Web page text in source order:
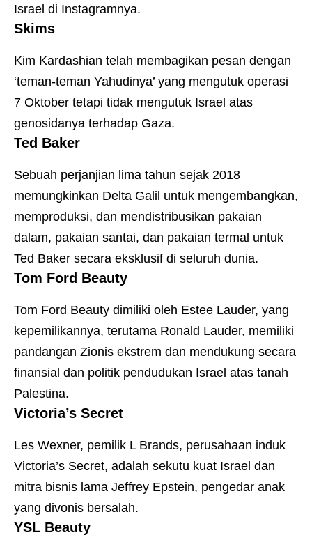
Israel di Instagramnya.
Skims
Kim Kardashian telah membagikan pesan dengan
‘teman-teman Yahudinya’ yang mengutuk operasi
7 Oktober tetapi tidak mengutuk Israel atas
genosidanya terhadap Gaza.
Ted Baker
Sebuah perjanjian lima tahun sejak 2018
memungkinkan Delta Galil untuk mengembangkan,
memproduksi, dan mendistribusikan pakaian
dalam, pakaian santai, dan pakaian termal untuk
Ted Baker secara eksklusif di seluruh dunia.
Tom Ford Beauty
Tom Ford Beauty dimiliki oleh Estee Lauder, yang
kepemilikannya, terutama Ronald Lauder, memiliki
pandangan Zionis ekstrem dan mendukung secara
finansial dan politik pendudukan Israel atas tanah
Palestina.
Victoria’s Secret
Les Wexner, pemilik L Brands, perusahaan induk
Victoria’s Secret, adalah sekutu kuat Israel dan
mitra bisnis lama Jeffrey Epstein, pengedar anak
yang divonis bersalah.
YSL Beauty